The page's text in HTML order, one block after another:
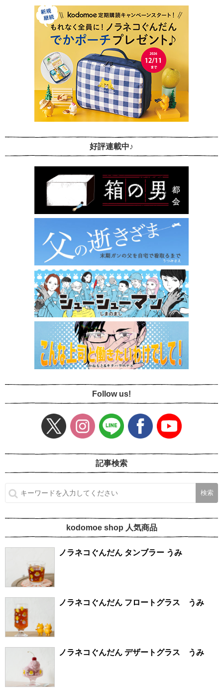
好評連載中♪
Follow us!
記事検索
kodomoe shop 人気商品
ノラネコぐんだん タンブラー うみ
ノラネコぐんだん フロートグラス うみ
ノラネコぐんだん デザートグラス うみ